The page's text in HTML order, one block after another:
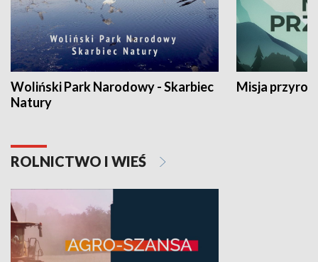
Woliński Park Narodowy - Skarbiec
Natury
Misja
ROLNICTWO I WIEŚ